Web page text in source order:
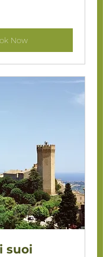
Now
suoi